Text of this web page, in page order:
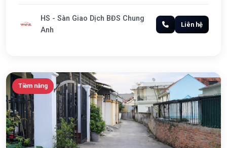
HS - Sàn Giao Dịch BĐS Chung
Anh
Liên hệ
Tiềm năng